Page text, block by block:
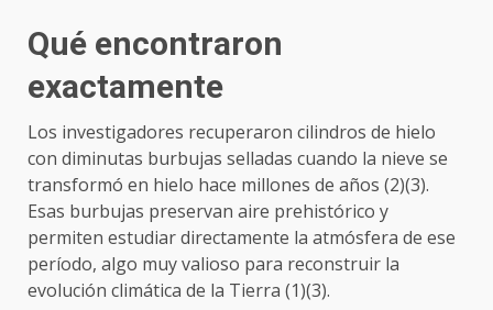
Qué encontraron
exactamente
Los investigadores recuperaron cilindros de hielo
con diminutas burbujas selladas cuando la nieve se
transformó en hielo hace millones de años (2)(3).
Esas burbujas preservan aire prehistórico y
permiten estudiar directamente la atmósfera de ese
período, algo muy valioso para reconstruir la
evolución climática de la Tierra (1)(3).